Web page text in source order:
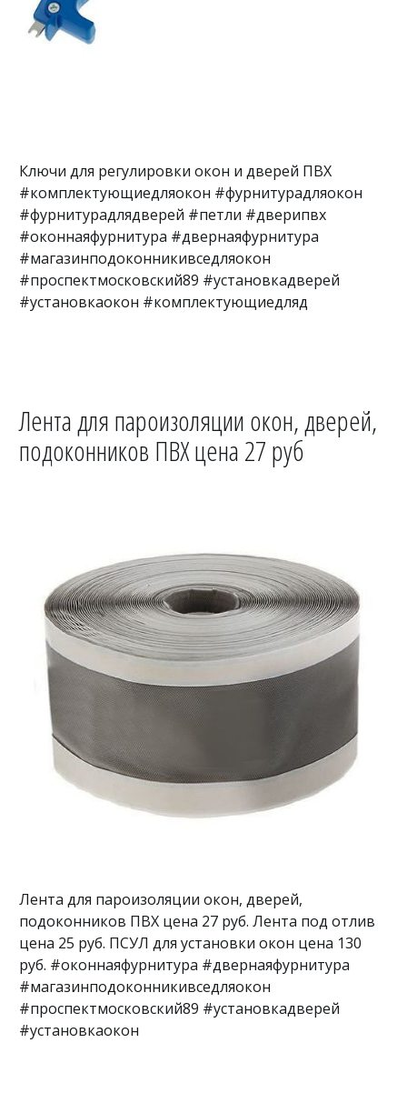
Ключи для регулировки окон и дверей ПВХ
#комплектующиедляокон #фурнитурадляокон
#фурнитурадлядверей #петли #дверипвх
#оконнаяфурнитура #двернаяфурнитура
#магазинподоконникивседляокон
#проспектмосковский89 #установкадверей
#установкаокон #комплектующиедляд
Лента для пароизоляции окон, дверей,
подоконников ПВХ цена 27 руб
Лента для пароизоляции окон, дверей,
подоконников ПВХ цена 27 руб. Лента под отлив
цена 25 руб. ПСУЛ для установки окон цена 130
руб. #оконнаяфурнитура #двернаяфурнитура
#магазинподоконникивседляокон
#проспектмосковский89 #установкадверей
#установкаокон